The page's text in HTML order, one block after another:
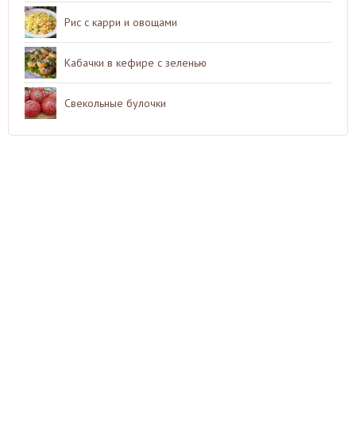
Рис с карри и овощами
Кабачки в кефире с зеленью
Свекольные булочки